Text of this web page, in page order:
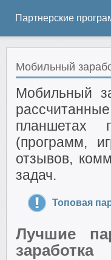
Партнерские
Мобильный
Мобильный
планшетах
(программ,
отзывов,
задач.
Топовая
Лучшие
заработка